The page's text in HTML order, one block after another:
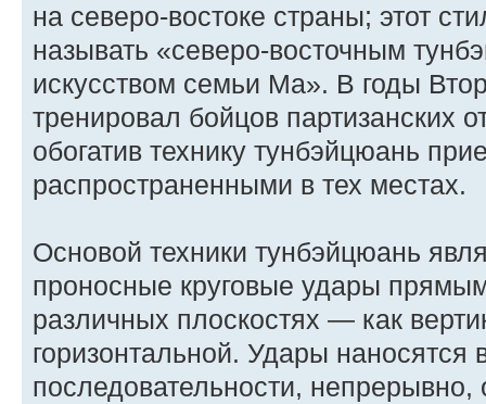
на северо-востоке страны; этот
называть «северо-восточным
искусством семьи Ма». В годы
тренировал бойцов партизанских
обогатив технику тунбэйцюань
распространенными в тех местах.
Основой техники тунбэйцюань
проносные круговые удары
различных плоскостях — как
горизонтальной. Удары наносятся
последовательности,